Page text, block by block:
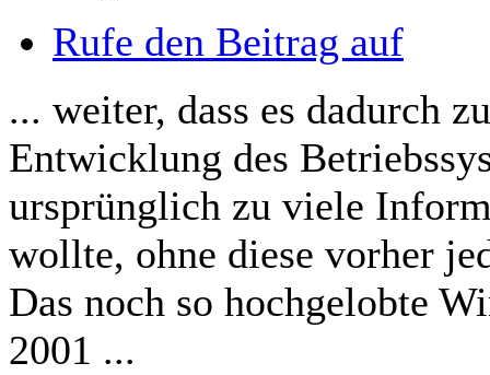
Rufe den Beitrag auf
... weiter, dass es dadurch
Entwicklung des
ursprünglich zu viele
wollte, ohne diese vorher
Das noch so hochgelobte
2001 ...